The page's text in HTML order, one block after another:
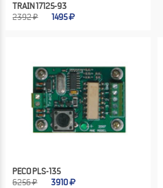
TRAIN 17125-93
2392 ₽
1495
PECO PLS-135
6256 ₽
3910